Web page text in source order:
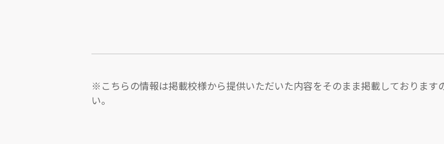
※こちらの情報は掲載校様から提供いただいた内容をそのまま掲載しておりま
い。